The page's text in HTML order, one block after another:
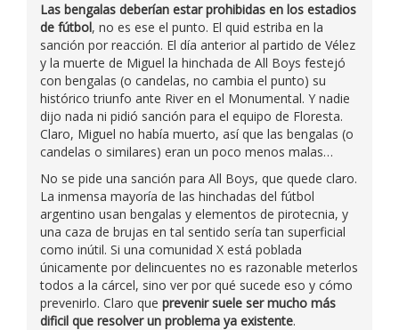
Las bengalas deberían estar prohibidas en los estadios
de fútbol, no es ese el punto. El quid estriba en la
sanción por reacción. El día anterior al partido de Vélez
y la muerte de Miguel la hinchada de All Boys festejó
con bengalas (o candelas, no cambia el punto) su
histórico triunfo ante River en el Monumental. Y nadie
dijo nada ni pidió sanción para el equipo de Floresta.
Claro, Miguel no había muerto, así que las bengalas (o
candelas o similares) eran un poco menos malas…
No se pide una sanción para All Boys, que quede claro.
La inmensa mayoría de las hinchadas del fútbol
argentino usan bengalas y elementos de pirotecnia, y
una caza de brujas en tal sentido sería tan superficial
como inútil. Si una comunidad X está poblada
únicamente por delincuentes no es razonable meterlos
todos a la cárcel, sino ver por qué sucede eso y cómo
prevenirlo. Claro que prevenir suele ser mucho más
dificil que resolver un problema ya existente.